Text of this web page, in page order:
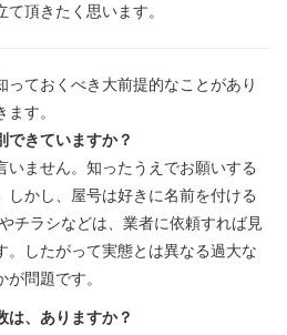
頂きたく思います。
ておくべき大前提的なことがあり
す。
できていますか？
いません。知ったうえでお願いする
しかし、屋号は好きに名前を付ける
チラシなどは、業者に依頼すれば見
。したがって実態とは異なる過大な
問題です。
は、ありますか？